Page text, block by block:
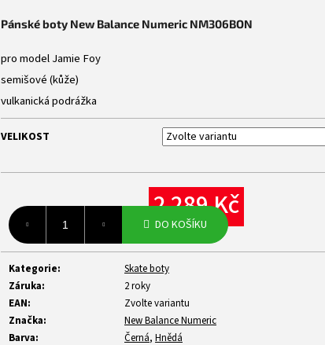
5
Pánské boty New Balance Numeric NM306BON
pro model Jamie Foy
semišové (kůže)
vulkanická podrážka
VELIKOST
2 289 Kč
cena:
DO KOŠÍKU
Kategorie:
Skate boty
Záruka:
2 roky
EAN:
Zvolte variantu
Značka:
New Balance Numeric
Barva: Černá, Hnědá